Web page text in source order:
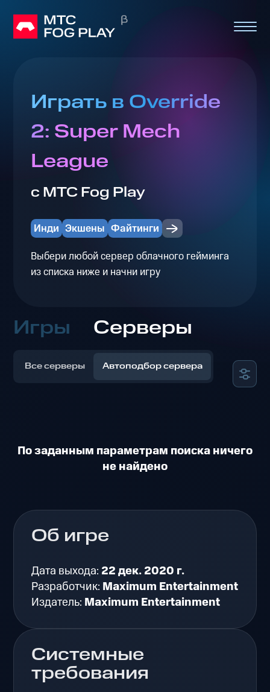
Играть в Override
2: Super Mech
League
с МТС Fog Play
Инди Экшены Файтинги
Выбери любой сервер облачного гейминга
из списка ниже и начни игру
Игры Серверы
Все серверы Автоподбор сервера
По заданным параметрам поиска ничего
не найдено
Об игре
Дата выхода: 22 дек. 2020 г.
Разработчик: Maximum Entertainment
Издатель: Maximum Entertainment
Системные
требования